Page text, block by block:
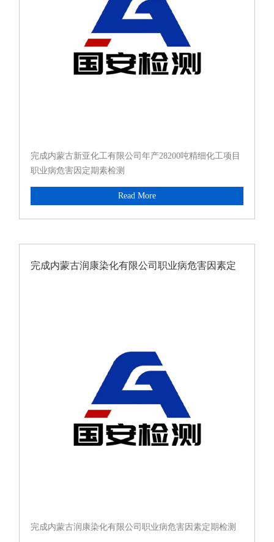
完成内蒙古新亚化工有限公司年产28200吨精细化工项目
职业病危害因定期素检测
Read More
完成内蒙古润康染化有限公司职业病危害因素定
完成内蒙古润康染化有限公司职业病危害因素定期检测